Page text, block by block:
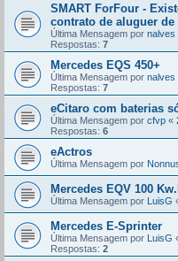
SMART ForFour -
contrato de aluguer
Última Mensagem por nalves
Respostas: 7
Mercedes EQS 450+
Última Mensagem por nalves
Respostas: 7
eCitaro com baterias
Última Mensagem por cfvp «
Respostas: 6
eActros
Última Mensagem por
Mercedes EQV 100
Última Mensagem por LuisG
Mercedes E-Sprinter
Última Mensagem por LuisG
Respostas: 2